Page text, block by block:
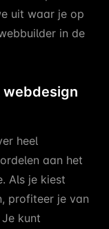
uit waar je op
in de
webdesign
heel
aan het
Als je kiest
profiteer je van
kunt